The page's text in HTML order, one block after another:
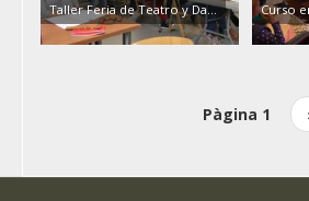
Taller Feria de Teatro y Da… Curso
Pàgina 1